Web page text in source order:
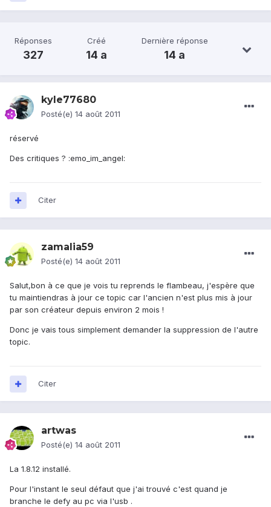
Réponses
327
Créé
14 a
Dernière réponse
14 a
kyle77680
Posté(e) 14 août 2011
réservé
Des critiques ? :emo_im_angel:
Citer
zamalia59
Posté(e) 14 août 2011
Salut,bon à ce que je vois tu reprends le flambeau, j'espère que
tu maintiendras à jour ce topic car l'ancien n'est plus mis à jour
par son créateur depuis environ 2 mois !
Donc je vais tous simplement demander la suppression de l'autre
topic.
Citer
artwas
Posté(e) 14 août 2011
La 1.8.12 installé.
Pour l'instant le seul défaut que j'ai trouvé c'est quand je
branche le defy au pc via l'usb .